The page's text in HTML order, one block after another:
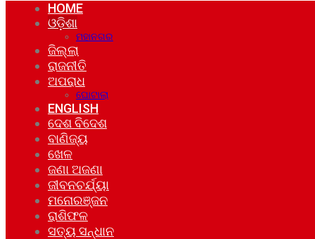
HOME
ଓଡ଼ିଶା
ମହାନଗର
ଜିଲ୍ଲା
ରାଜନୀତି
ଅପରାଧ
ଘୋଟାଲା
ENGLISH
ଦେଶ ବିଦେଶ
ବାଣିଜ୍ୟ
ଖେଳ
ଜଣା ଅଜଣା
ଜୀବନଚର୍ଯ୍ୟା
ମନୋରଞ୍ଜନ
ରାଶିଫଳ
ସତ୍ୟ ସନ୍ଧାନ